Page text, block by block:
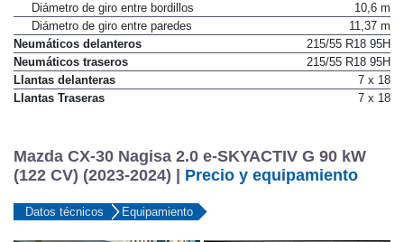
Diámetro de giro entre bordillos
10,6 m
Diámetro de giro entre paredes
11,37 m
Neumáticos delanteros
215/55 R18 95H
Neumáticos traseros
215/55 R18 95H
Llantas delanteras
7 x 18
Llantas Traseras
7 x 18
Mazda CX-30 Nagisa 2.0 e-SKYACTIV G 90 kW
(122 CV) (2023-2024) | Precio y equipamiento
Datos técnicos Equipamiento